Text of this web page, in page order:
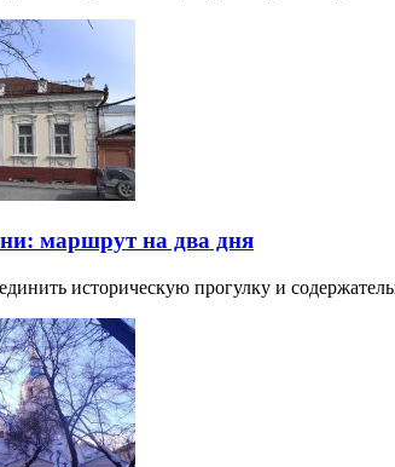
маршрут на два дня
историческую прогулку и